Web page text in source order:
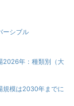
ーシブル
2026年：種類別（大
規模は2030年までに